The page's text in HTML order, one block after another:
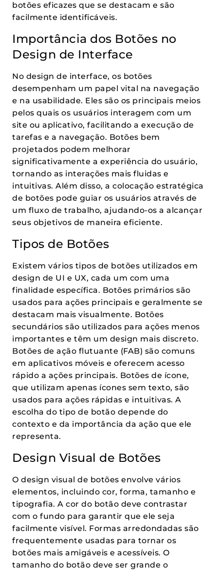
botões eficazes que se destacam e são
facilmente identificáveis.
Importância dos Botões no
Design de Interface
No design de interface, os botões
desempenham um papel vital na navegação
e na usabilidade. Eles são os principais meios
pelos quais os usuários interagem com um
site ou aplicativo, facilitando a execução de
tarefas e a navegação. Botões bem
projetados podem melhorar
significativamente a experiência do usuário,
tornando as interações mais fluidas e
intuitivas. Além disso, a colocação estratégica
de botões pode guiar os usuários através de
um fluxo de trabalho, ajudando-os a alcançar
seus objetivos de maneira eficiente.
Tipos de Botões
Existem vários tipos de botões utilizados em
design de UI e UX, cada um com uma
finalidade específica. Botões primários são
usados para ações principais e geralmente se
destacam mais visualmente. Botões
secundários são utilizados para ações menos
importantes e têm um design mais discreto.
Botões de ação flutuante (FAB) são comuns
em aplicativos móveis e oferecem acesso
rápido a ações principais. Botões de ícone,
que utilizam apenas ícones sem texto, são
usados para ações rápidas e intuitivas. A
escolha do tipo de botão depende do
contexto e da importância da ação que ele
representa.
Design Visual de Botões
O design visual de botões envolve vários
elementos, incluindo cor, forma, tamanho e
tipografia. A cor do botão deve contrastar
com o fundo para garantir que ele seja
facilmente visível. Formas arredondadas são
frequentemente usadas para tornar os
botões mais amigáveis e acessíveis. O
tamanho do botão deve ser grande o